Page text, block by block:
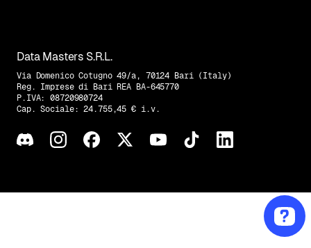
Data Masters S.R.L.
Via Domenico Cotugno 49/a, 70124 Bari (Italy)
Reg. Imprese di Bari REA BA-645770
P.IVA: 08720980724
Cap. Sociale: 24.755,45 € i.v.
Trovaci su